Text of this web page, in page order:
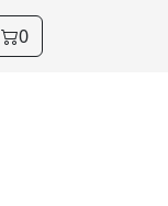
0